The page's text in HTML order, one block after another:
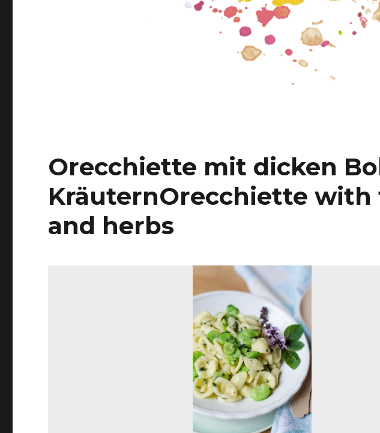
Orecchiette mit dicken
KräuternOrecchiette with
and herbs